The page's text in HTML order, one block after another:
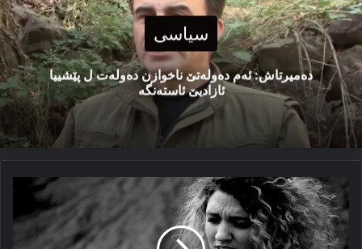
سیاسی
دەمیرتاش: ئەم دەولەتێ ناخوازن دەولەت ل پێشییا
ئازادیێ ئاستەنگە
ئەز
ب
كوردی
لێ